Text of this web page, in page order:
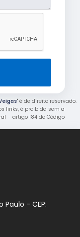
" é de direito reservado.
links, é proibida sem a
– artigo 184 do Código
Paulo - CEP: